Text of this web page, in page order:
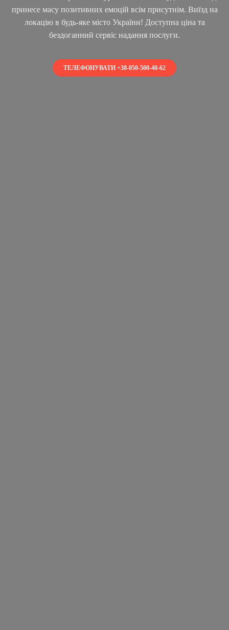
принесе масу позитивних емоцій всім присутнім. Виїзд на
локацію в будь-яке місто України! Доступна ціна та
бездоганний сервіс надання послуги.
ТЕЛЕФОНУВАТИ +38-050-500-40-62